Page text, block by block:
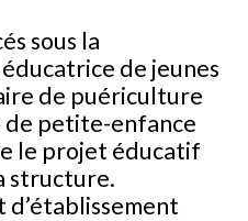
sous la
de jeunes
de puériculture
de petite-enfance
le projet éducatif
structure.